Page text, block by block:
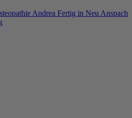
Andrea Fertig in Neu Anspach